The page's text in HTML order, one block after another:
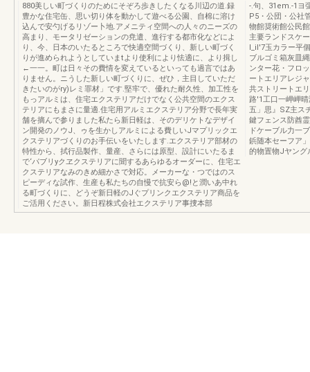
880美しい町づくりのためにそぞろ歩きしたくなる川辺の道.録
豊かな住宅缶、思い切り体を動かして遊べる公園、自棉に溶け
込んで安勺げるリゾー卜地.アメニティ空間への人々のニーズの
高まり、モータリゼーションの尭遣、進行する都市化などによ
り、今、日本のいたるところで快適空間づくり、新しい町づく
りが進められようとしていまtより使利により怯適に、より揖し
←一一。町は日々その費情を変えているといっても過言ではあ
りません。ニうした新しい町づくりに、ぜひ，主目していただ
きたいのがry)レミ罪材」です.堅牢で、優れた耐久性、加工性を
もっアルミは、住宅エクステリアだけでなく公共空間のエクス
テリアにもまさに量適.住宅用アルミエクステリア分野で長年実
舗を摘んで参りました私たら新日軽は、そのデリケトなデザイ
ン開発のノウJ、ゥを生かしアルミによる費しいJマプリックエ
クステリアづくりのお手伝いをいたします.エクステリア部材の
特性から、拭行品製作、量産、さらには原型、設計にいたるま
で‘パブリyクヱクステリアに聞するあらゆるオーダーに、住宅エ
クステリアなみのきめ細かさで対応。メーカーな・つではのス
ピーディな試作、生産も私たちの自慢で抗安ら@!と潤いあ中れ
る町づくりに、どうぞ新日軽のJぐプリンクエクステリア商品を
ご活用ください。新日程株式会社エクステリア事捜本部
-.句、31em.-1ヨ
P5・公団・公社
物館奨術館公民
主要ランドスケ
l_il'7玉カラー平
ブルゴミ箱灰皿
ンター花・フロ
ートエリアレジ
共ストリートエ
路'1工口一岬岬
五」思』SZ主ス
鍵フェンス防酋
ドケーブル力一
鋲随本セーフア
的物置物Jヤング